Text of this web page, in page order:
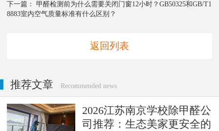
下一篇：
甲醛检测前为什么需要关闭门窗12小时？GB50325和GB/T1
8883室内空气质量标准有什么区别？
返回列表
推荐文章 Recommended news
2026江苏南京学校除甲醛公
司推荐：生态美家更安全的